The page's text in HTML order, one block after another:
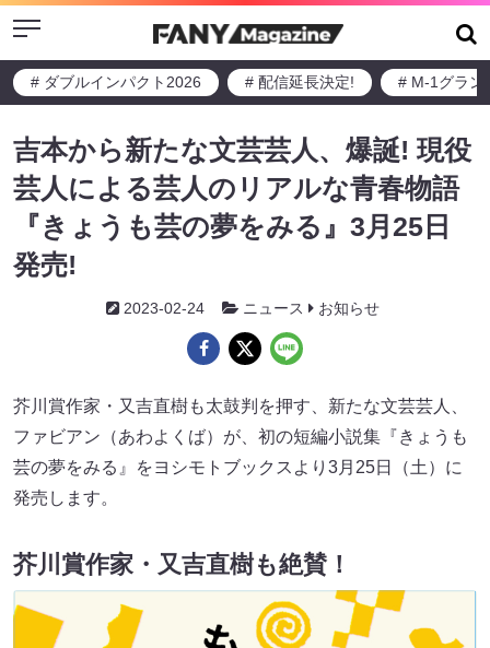
Menu
# ダブルインパクト2026 # 配信延長決定! # M-1グラン
吉本から新たな⽂芸芸⼈、爆誕! 現役
芸⼈による芸⼈のリアルな⻘春物語
『きょうも芸の夢をみる』3⽉25⽇
発売!
2023-02-24 ニュース お知らせ
芥川賞作家・⼜吉直樹も太⿎判を押す、新たな⽂芸芸⼈、
ファビアン（あわよくば）が、初の短編⼩説集『きょうも
芸の夢をみる』をヨシモトブックスより3⽉25⽇（⼟）に
発売します。
芥川賞作家・⼜吉直樹も絶賛！